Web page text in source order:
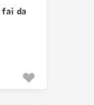
da